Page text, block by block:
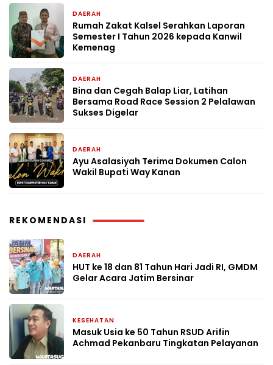
DAERAH
Rumah Zakat Kalsel Serahkan Laporan
Semester I Tahun 2026 kepada Kanwil
Kemenag
DAERAH
Bina dan Cegah Balap Liar, Latihan
Bersama Road Race Session 2 Pelalawan
Sukses Digelar
DAERAH
Ayu Asalasiyah Terima Dokumen Calon
Wakil Bupati Way Kanan
REKOMENDASI
DAERAH
HUT ke 18 dan 81 Tahun Hari Jadi RI, GMDM
Gelar Acara Jatim Bersinar
KESEHATAN
Masuk Usia ke 50 Tahun RSUD Arifin
Achmad Pekanbaru Tingkatan Pelayanan